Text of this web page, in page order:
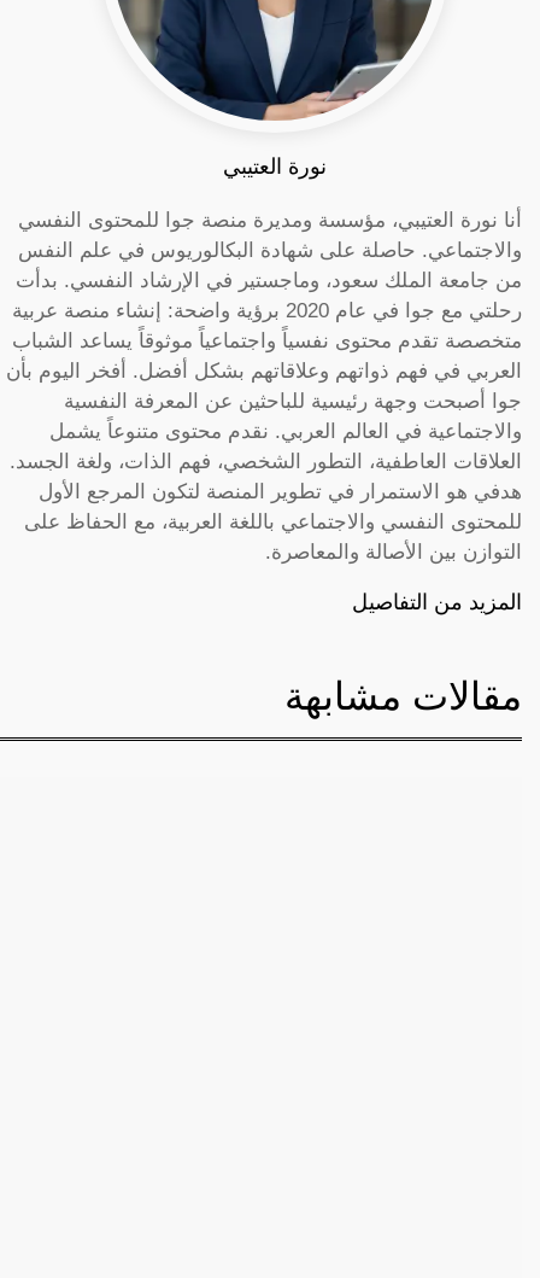
نورة العتيبي
أنا نورة العتيبي، مؤسسة ومديرة منصة جوا للمحتوى النفسي
والاجتماعي. حاصلة على شهادة البكالوريوس في علم النفس
من جامعة الملك سعود، وماجستير في الإرشاد النفسي. بدأت
رحلتي مع جوا في عام 2020 برؤية واضحة: إنشاء منصة عربية
متخصصة تقدم محتوى نفسياً واجتماعياً موثوقاً يساعد الشباب
العربي في فهم ذواتهم وعلاقاتهم بشكل أفضل. أفخر اليوم بأن
جوا أصبحت وجهة رئيسية للباحثين عن المعرفة النفسية
والاجتماعية في العالم العربي. نقدم محتوى متنوعاً يشمل
العلاقات العاطفية، التطور الشخصي، فهم الذات، ولغة الجسد.
هدفي هو الاستمرار في تطوير المنصة لتكون المرجع الأول
للمحتوى النفسي والاجتماعي باللغة العربية، مع الحفاظ على
التوازن بين الأصالة والمعاصرة.
المزيد من التفاصيل
مقالات مشابهة